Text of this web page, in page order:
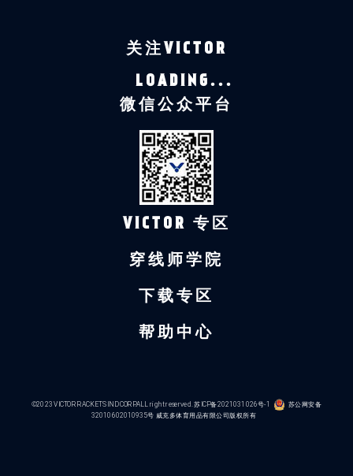
关注VICTOR
LOADING...
微信公众平台
VICTOR 专区
穿线师学院
下载专区
帮助中心
©2023 VICTOR RACKETS IND CORP.ALL right reserved.苏ICP备2021031026号-1 苏公网安备
32010602010935号 威克多体育用品有限公司版权所有